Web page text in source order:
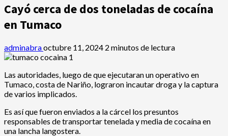
Cayó cerca de dos toneladas de cocaína
en Tumaco
adminabraoctubre 11, 2024 2 minutos de lectura
Las autoridades, luego de que ejecutaran un operativo en
Tumaco, costa de Nariño, lograron incautar droga y la captura
de varios implicados.
Es así que fueron enviados a la cárcel los presuntos
responsables de transportar tenelada y media de cocaína en
una lancha langostera.